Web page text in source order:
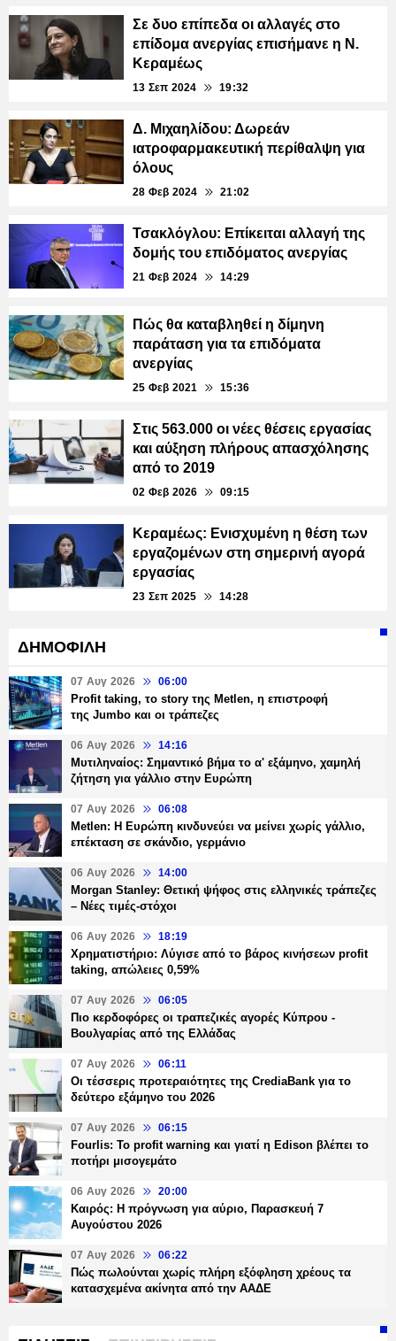
Σε δυο επίπεδα οι αλλαγές στο
επίδομα ανεργίας επισήμανε η Ν.
Κεραμέως
13 Σεπ 2024 19:32
Δ. Μιχαηλίδου: Δωρεάν
ιατροφαρμακευτική περίθαλψη για
όλους
28 Φεβ 2024 21:02
Τσακλόγλου: Επίκειται αλλαγή της
δομής του επιδόματος ανεργίας
21 Φεβ 2024 14:29
Πώς θα καταβληθεί η δίμηνη
παράταση για τα επιδόματα
ανεργίας
25 Φεβ 2021 15:36
Στις 563.000 οι νέες θέσεις εργασίας
και αύξηση πλήρους απασχόλησης
από το 2019
02 Φεβ 2026 09:15
Κεραμέως: Ενισχυμένη η θέση των
εργαζομένων στη σημερινή αγορά
εργασίας
23 Σεπ 2025 14:28
ΔΗΜΟΦΙΛΗ
07 Αυγ 2026 06:00
Profit taking, το story της Metlen, η επιστροφή
της Jumbo και οι τράπεζες
06 Αυγ 2026 14:16
Μυτιληναίος: Σημαντικό βήμα το α' εξάμηνο, χαμηλή
ζήτηση για γάλλιο στην Ευρώπη
07 Αυγ 2026 06:08
Metlen: Η Ευρώπη κινδυνεύει να μείνει χωρίς γάλλιο,
επέκταση σε σκάνδιο, γερμάνιο
06 Αυγ 2026 14:00
Morgan Stanley: Θετική ψήφος στις ελληνικές τράπεζες
– Νέες τιμές-στόχοι
06 Αυγ 2026 18:19
Χρηματιστήριο: Λύγισε από το βάρος κινήσεων profit
taking, απώλειες 0,59%
07 Αυγ 2026 06:05
Πιο κερδοφόρες οι τραπεζικές αγορές Κύπρου -
Βουλγαρίας από της Ελλάδας
07 Αυγ 2026 06:11
Οι τέσσερις προτεραιότητες της CrediaBank για το
δεύτερο εξάμηνο του 2026
07 Αυγ 2026 06:15
Fourlis: Το profit warning και γιατί η Edison βλέπει το
ποτήρι μισογεμάτο
06 Αυγ 2026 20:00
Καιρός: Η πρόγνωση για αύριο, Παρασκευή 7
Αυγούστου 2026
07 Αυγ 2026 06:22
Πώς πωλούνται χωρίς πλήρη εξόφληση χρέους τα
κατασχεμένα ακίνητα από την ΑΑΔΕ